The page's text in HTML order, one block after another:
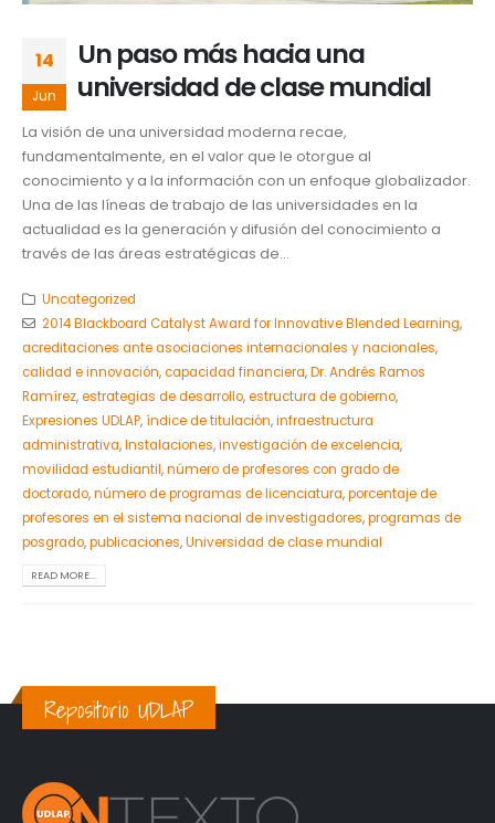
14
Jun
Un paso más hacia una
universidad de clase mundial
La visión de una universidad moderna recae,
fundamentalmente, en el valor que le otorgue al
conocimiento y a la información con un enfoque globalizador.
Una de las líneas de trabajo de las universidades en la
actualidad es la generación y difusión del conocimiento a
través de las áreas estratégicas de...
Uncategorized
2014 Blackboard Catalyst Award for Innovative Blended Learning,
acreditaciones ante asociaciones internacionales y nacionales,
calidad e innovación,capacidad financiera,Dr. Andrés Ramos
Ramírez,estrategias de desarrollo,estructura de gobierno,
Expresiones UDLAP, índice de titulación,infraestructura
administrativa,Instalaciones,investigación de excelencia,
movilidad estudiantil,número de profesores con grado de
doctorado,número de programas de licenciatura,porcentaje de
profesores en el sistema nacional de investigadores,programas de
posgrado,publicaciones,Universidad de clase mundial
READ MORE...
Repositorio UDLAP